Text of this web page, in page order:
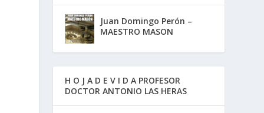
Juan Domingo Perón –
MAESTRO MASON
H O J A D E V I D A PROFESOR
DOCTOR ANTONIO LAS HERAS